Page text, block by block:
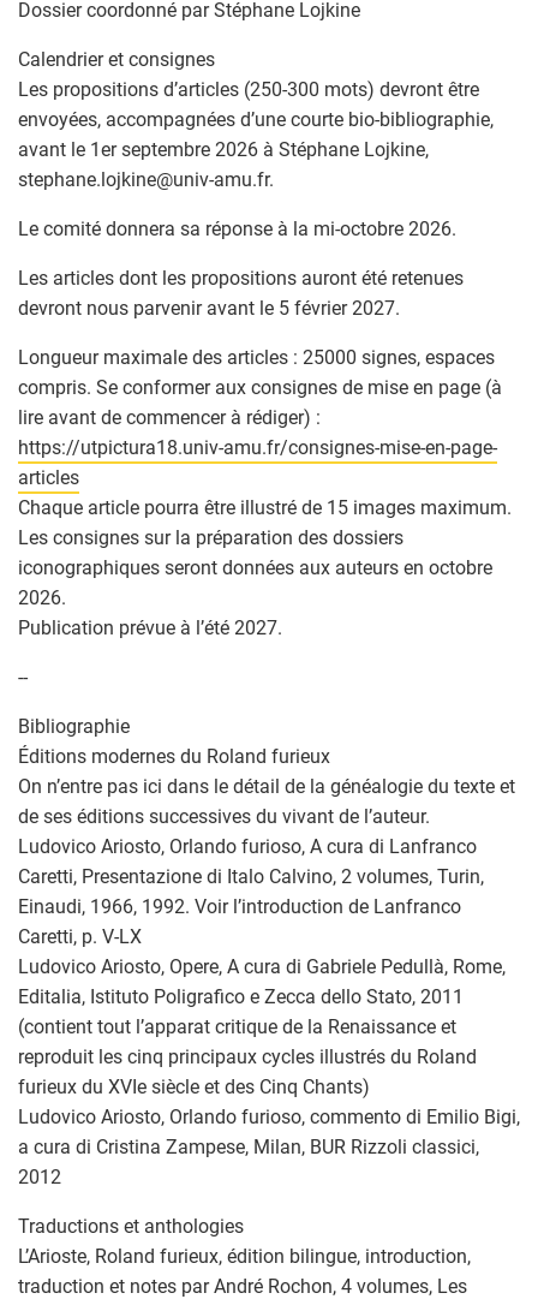
Dossier coordonné par Stéphane Lojkine
Calendrier et consignes
Les propositions d’articles (250-300 mots) devront être
envoyées, accompagnées d’une courte bio-bibliographie,
avant le 1er septembre 2026 à Stéphane Lojkine,
stephane.lojkine@univ-amu.fr.
Le comité donnera sa réponse à la mi-octobre 2026.
Les articles dont les propositions auront été retenues
devront nous parvenir avant le 5 février 2027.
Longueur maximale des articles : 25000 signes, espaces
compris. Se conformer aux consignes de mise en page (à
lire avant de commencer à rédiger) :
https://utpictura18.univ-amu.fr/consignes-mise-en-page-
articles
Chaque article pourra être illustré de 15 images maximum.
Les consignes sur la préparation des dossiers
iconographiques seront données aux auteurs en octobre
2026.
Publication prévue à l’été 2027.
--
Bibliographie
Éditions modernes du Roland furieux
On n’entre pas ici dans le détail de la généalogie du texte et
de ses éditions successives du vivant de l’auteur.
Ludovico Ariosto, Orlando furioso, A cura di Lanfranco
Caretti, Presentazione di Italo Calvino, 2 volumes, Turin,
Einaudi, 1966, 1992. Voir l’introduction de Lanfranco
Caretti, p. V-LX
Ludovico Ariosto, Opere, A cura di Gabriele Pedullà, Rome,
Editalia, Istituto Poligrafico e Zecca dello Stato, 2011
(contient tout l’apparat critique de la Renaissance et
reproduit les cinq principaux cycles illustrés du Roland
furieux du XVIe siècle et des Cinq Chants)
Ludovico Ariosto, Orlando furioso, commento di Emilio Bigi,
a cura di Cristina Zampese, Milan, BUR Rizzoli classici,
2012
Traductions et anthologies
L’Arioste, Roland furieux, édition bilingue, introduction,
traduction et notes par André Rochon, 4 volumes, Les